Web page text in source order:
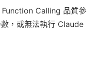
Calling 品質參
，或無法執行 Claude